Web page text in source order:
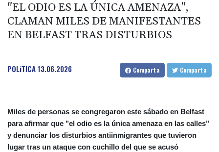
CLP 1056.199727
CNY 7.801146
CNH 7.796152
COP 3633.55485
CUC 1.156136
CUP 30.637594
DKK 7.477932
DOP 67.289164
DZD 152.967099
EGP 57.293288
"EL ODIO ES LA ÚNICA AMENAZA",
CLAMAN MILES DE MANIFESTANTES
EN BELFAST TRAS DISTURBIOS
POLíTICA13.06.2026 Comparta Comparta
Miles de personas se congregaron este sábado en Belfast
para afirmar que "el odio es la única amenaza en las calles"
y denunciar los disturbios antiinmigrantes que tuvieron
lugar tras un ataque con cuchillo del que se acusó